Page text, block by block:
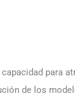
para
de los